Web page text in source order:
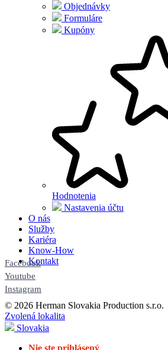
Objednávky
Formuláre
Kupóny
Hodnotenia
Nastavenia účtu
O nás
Služby
Kariéra
Know-How
Kontakt
Facebook
Youtube
Instagram
© 2026 Herman Slovakia Production s.r.o.
Zvolená lokalita
Slovakia
Nie ste prihlásený